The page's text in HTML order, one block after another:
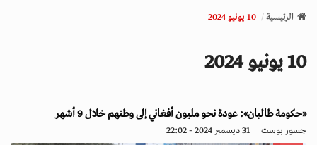
v
a
o
n
الرئيسية 10 يونيو 2024
10 يونيو 2024
«حكومة طالبان»: عودة نحو مليون أفغاني إلى وطنهم خلال 9 أشهر
جسور بوست 31 ديسمبر 2024 - 22:02